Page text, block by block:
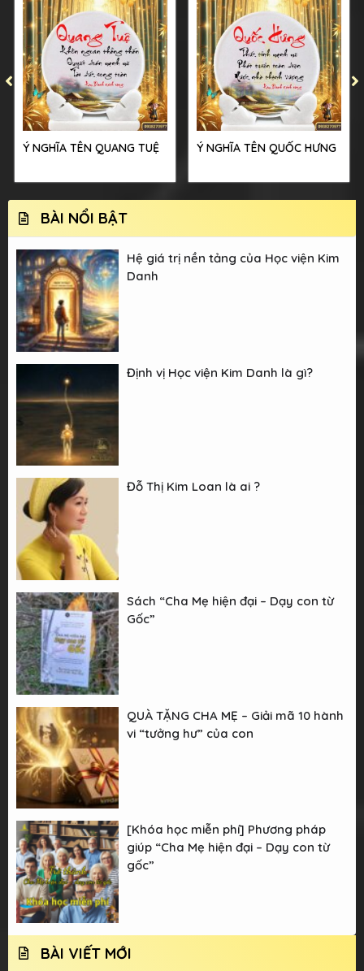
Ý NGHĨA TÊN QUANG TUỆ Ý NGHĨA TÊN QUỐC HƯNG
BÀI NỔI BẬT
Hệ giá trị nền tảng của Học viện Kim
Danh
Định vị Học viện Kim Danh là gì?
Đỗ Thị Kim Loan là ai ?
Sách “Cha Mẹ hiện đại – Dạy con từ
Gốc”
QUÀ TẶNG CHA MẸ – Giải mã 10 hành
vi “tưởng hư” của con
[Khóa học miễn phí] Phương pháp
giúp “Cha Mẹ hiện đại – Dạy con từ
gốc”
BÀI VIẾT MỚI